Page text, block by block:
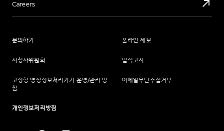
Careers
문의하기 온라인 제보
시청자위원회 법적고지
고정형 영상정보처리기기 운영/관리 방
침
이메일무단수집거부
개인정보처리방침